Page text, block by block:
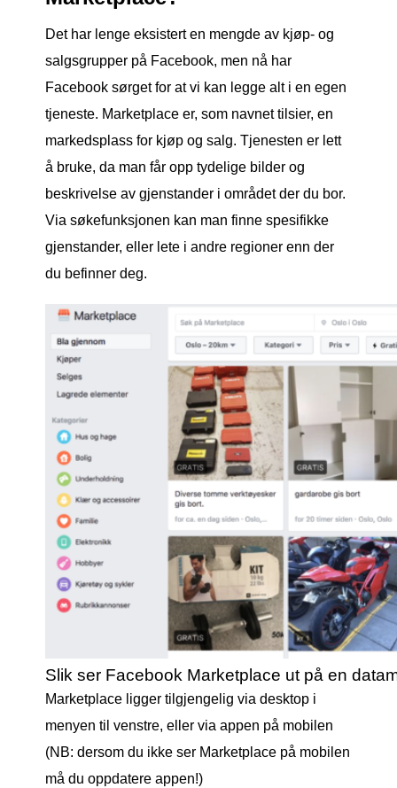
Det har lenge eksistert en mengde av kjøp- og
salgsgrupper på Facebook, men nå har
Facebook sørget for at vi kan legge alt i en egen
tjeneste. Marketplace er, som navnet tilsier, en
markedsplass for kjøp og salg. Tjenesten er lett
å bruke, da man får opp tydelige bilder og
beskrivelse av gjenstander i området der du bor.
Via søkefunksjonen kan man finne spesifikke
gjenstander, eller lete i andre regioner enn der
du befinner deg.
Slik ser Facebook Marketplace ut på en
Marketplace ligger tilgjengelig via desktop i
menyen til venstre, eller via appen på mobilen
(NB: dersom du ikke ser Marketplace på mobilen
må du oppdatere appen!)